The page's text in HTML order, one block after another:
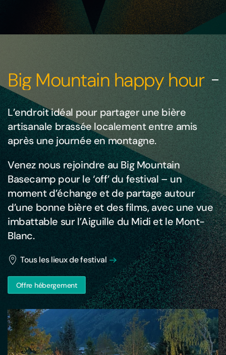
Big Mountain happy hour
L’endroit idéal pour partager une bière
artisanale brassée localement entre amis
après une journée en montagne.
Venez nous rejoindre au Big Mountain
Basecamp pour le ‘off’ du festival – un
moment d’échange et de partage autour
d’une bonne bière et des films, avec une vue
imbattable sur l’Aiguille du Midi et le Mont-
Blanc.
Tous les lieux de festival
Offre hébergement